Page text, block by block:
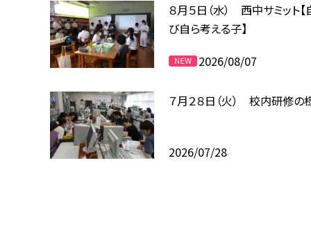
８月５日（水） 西中サミット
び自ら考える子】
2026/08/07
７月２８日（火） 校内研修の
2026/07/28